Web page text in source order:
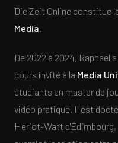
Die Zeit Online constitue
Media
De 2022 à 2024, Raphael
cours invité à la Media
étudiants en master de
vidéo pratique. Il est
Heriot-Watt